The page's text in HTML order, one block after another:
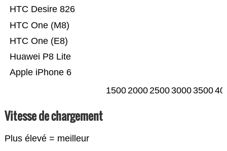
Apple iPhone 6
Huawei P8 Lite
HTC One (E8)
HTC One (M8)
HTC Desire 826
15002000250030003500
Vitesse de chargement
Plus élevé = meilleur